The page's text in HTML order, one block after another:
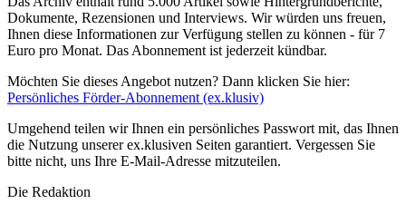
Dokumente, Rezensionen und Interviews. Wir würden uns freuen,
Ihnen diese Informationen zur Verfügung stellen zu können - für 7
Euro pro Monat. Das Abonnement ist jederzeit kündbar.
Möchten Sie dieses Angebot nutzen? Dann klicken Sie hier:
Persönliches Förder-Abonnement (ex.klusiv)
Umgehend teilen wir Ihnen ein persönliches Passwort mit, das Ihnen
die Nutzung unserer ex.klusiven Seiten garantiert. Vergessen Sie
bitte nicht, uns Ihre E-Mail-Adresse mitzuteilen.
Die Redaktion